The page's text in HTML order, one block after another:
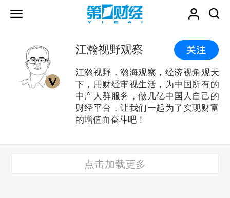
江瀚视野观察
江瀚视野，瀚海观察，经济视角观天
下，用财经审视生活，为中国所有的
中产人群服务，做几亿中国人自己的
财经平台，让我们一起为了实现财富
的增值而奋斗吧！
点击加载更多